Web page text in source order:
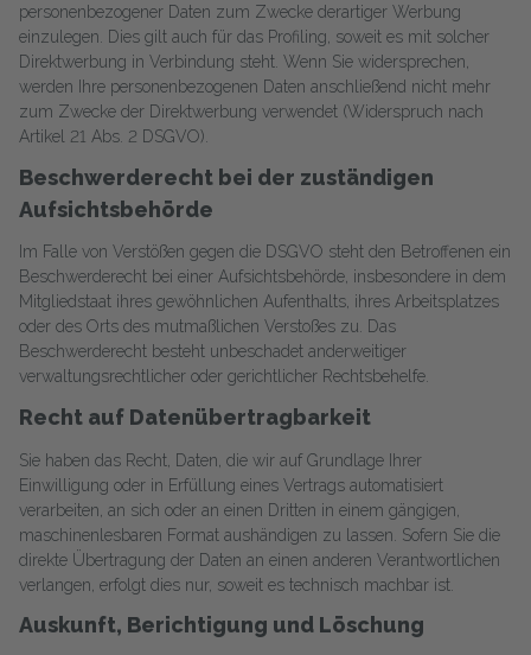
personenbezogener Daten zum Zwecke derartiger Werbung
einzulegen. Dies gilt auch für das Profiling, soweit es mit solcher
Direktwerbung in Verbindung steht. Wenn Sie widersprechen,
werden Ihre personenbezogenen Daten anschließend nicht mehr
zum Zwecke der Direktwerbung verwendet (Widerspruch nach
Artikel 21 Abs. 2 DSGVO).
Beschwerderecht bei der zuständigen
Aufsichtsbehörde
Im Falle von Verstößen gegen die DSGVO steht den Betroffenen ein
Beschwerderecht bei einer Aufsichtsbehörde, insbesondere in dem
Mitgliedstaat ihres gewöhnlichen Aufenthalts, ihres Arbeitsplatzes
oder des Orts des mutmaßlichen Verstoßes zu. Das
Beschwerderecht besteht unbeschadet anderweitiger
verwaltungsrechtlicher oder gerichtlicher Rechtsbehelfe.
Recht auf Datenübertragbarkeit
Sie haben das Recht, Daten, die wir auf Grundlage Ihrer
Einwilligung oder in Erfüllung eines Vertrags automatisiert
verarbeiten, an sich oder an einen Dritten in einem gängigen,
maschinenlesbaren Format aushändigen zu lassen. Sofern Sie die
direkte Übertragung der Daten an einen anderen Verantwortlichen
verlangen, erfolgt dies nur, soweit es technisch machbar ist.
Auskunft, Berichtigung und Löschung